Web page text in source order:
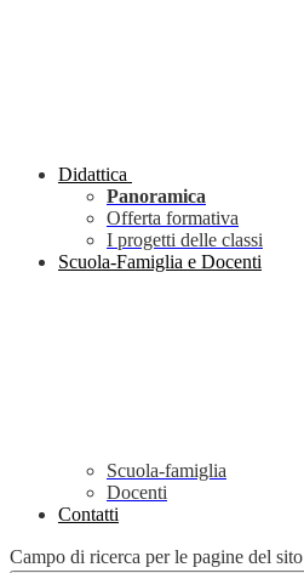
Didattica
Panoramica
Offerta formativa
I progetti delle classi
Scuola-Famiglia e Docenti
Scuola-famiglia
Docenti
Contatti
Campo di ricerca per le pagine del sito